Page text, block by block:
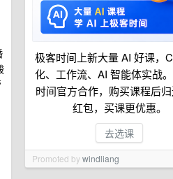
极客时间上新大量 AI 好课，
化、工作流、AI 智能体实战
时间官方合作，购买课程后
红包，买课更优惠。
去选课
Promoted bywindliang